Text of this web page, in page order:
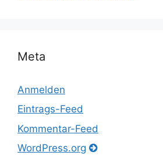
Meta
Anmelden
Eintrags-Feed
Kommentar-Feed
WordPress.org